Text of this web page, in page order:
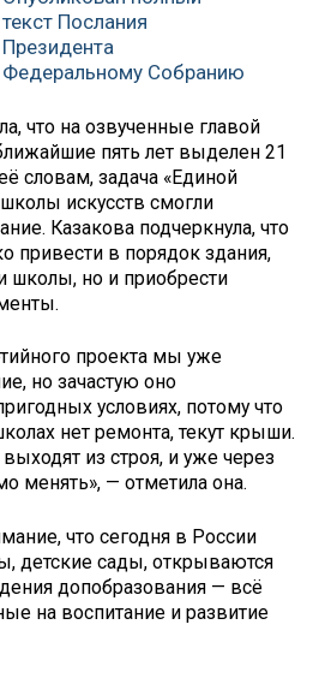
текст Послания
Президента
Федеральному Собранию
что на озвученные главой
пять лет выделен 21
словам, задача «Единой
искусств смогли
Казакова подчеркнула, что
привести в порядок здания,
школы, но и приобрести
проекта мы уже
но зачастую оно
условиях, потому что
нет ремонта, текут крыши.
из строя, и уже через
менять», — отметила она.
что сегодня в России
детские сады, открываются
допобразования — всё
на воспитание и развитие